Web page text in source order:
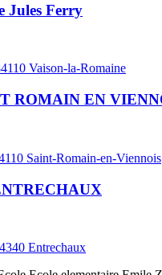
Jules Ferry
Vaison-la-Romaine
ROMAIN EN
Saint-Romain-en-Viennois
Entrechaux